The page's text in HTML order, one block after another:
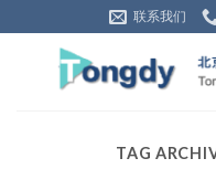
to
联系我们
TAG